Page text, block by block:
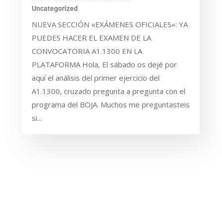
Uncategorized
NUEVA SECCIÓN «EXÁMENES OFICIALES»: YA
PUEDES HACER EL EXAMEN DE LA
CONVOCATORIA A1.1300 EN LA
PLATAFORMA Hola, El sábado os dejé por
aquí el análisis del primer ejercicio del
A1.1300, cruzado pregunta a pregunta con el
programa del BOJA. Muchos me preguntasteis
si...